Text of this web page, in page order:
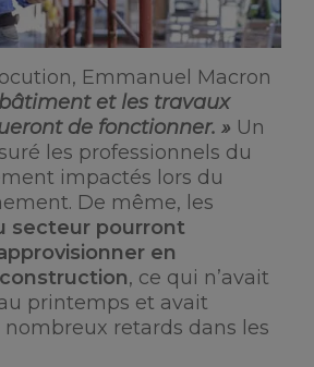
Emmanuel Macron
et les travaux
de fonctionner. » Un
les professionnels du
impactés lors du
De même, les
secteur pourront
en
, ce qui n’avait
printemps et avait
nombreux retards dans les